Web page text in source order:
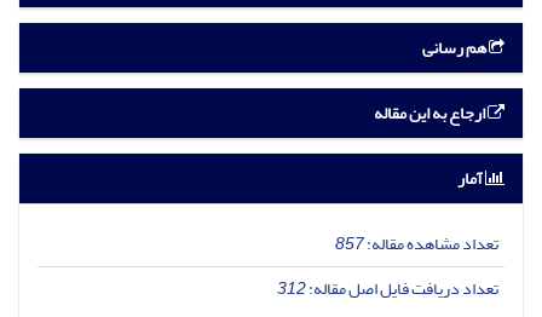
هم رسانی
ارجاع به این مقاله
آمار
تعداد مشاهده مقاله:857
تعداد دریافت فایل اصل مقاله:312